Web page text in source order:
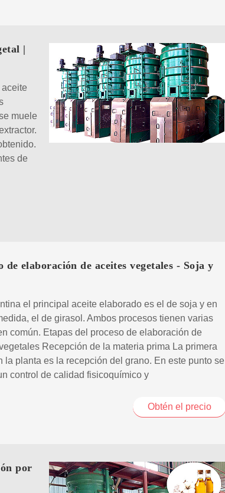
|
muele
de
de elaboración de aceites vegetales - Soja y
el principal aceite elaborado es el de soja y en
el de girasol. Ambos procesos tienen varias
común. Etapas del proceso de elaboración de
Recepción de la materia prima La primera
la planta es la recepción del grano. En este punto se
control de calidad fisicoquímico y
Obtén el precio
por